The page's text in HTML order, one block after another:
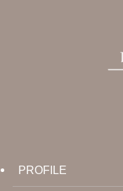
PROFILE